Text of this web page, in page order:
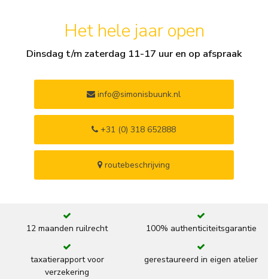
Het hele jaar open
Dinsdag t/m zaterdag 11-17 uur en op afspraak
info@simonisbuunk.nl
+31 (0) 318 652888
routebeschrijving
12 maanden ruilrecht 100% authenticiteitsgarantie
taxatierapport voor
verzekering
gerestaureerd in eigen atelier